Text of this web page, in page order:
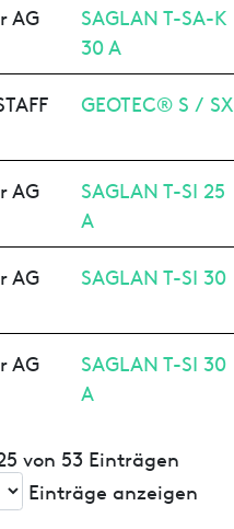
AG
SAGLAN T-SA-K
30 A
GEOTEC® S / SX
AG
SAGLAN T-SI 25
A
AG SAGLAN T-SI 30
AG
SAGLAN T-SI 30
A
von 53 Einträgen
Einträge anzeigen